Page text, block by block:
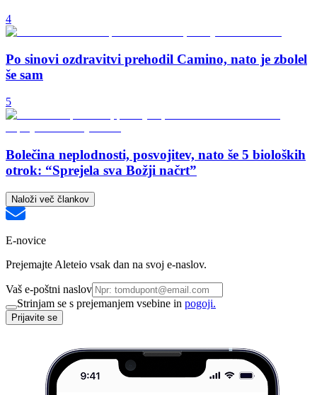
4
Po sinovi ozdravitvi prehodil Camino, nato je zbolel
še sam
5
Bolečina neplodnosti, posvojitev, nato še 5 bioloških
otrok: “Sprejela sva Božji načrt”
Naloži več člankov
E-novice
Prejemajte Aleteio vsak dan na svoj e-naslov.
Vaš e-poštni naslov
Strinjam se s prejemanjem vsebine in pogoji.
Prijavite se